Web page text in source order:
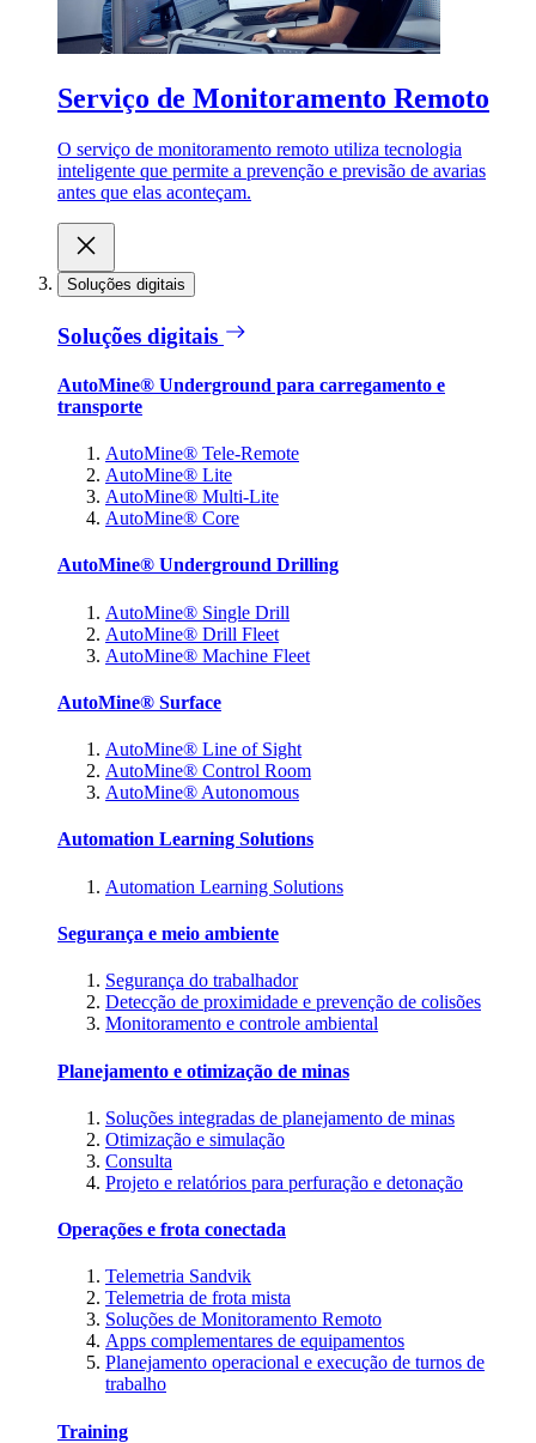
Serviço de Monitoramento Remoto
O serviço de monitoramento remoto utiliza tecnologia
inteligente que permite a prevenção e previsão de avarias
antes que elas aconteçam.
Soluções digitais
Soluções digitais
AutoMine® Underground para carregamento e
transporte
AutoMine® Tele-Remote
AutoMine® Lite
AutoMine® Multi-Lite
AutoMine® Core
AutoMine® Underground Drilling
AutoMine® Single Drill
AutoMine® Drill Fleet
AutoMine® Machine Fleet
AutoMine® Surface
AutoMine® Line of Sight
AutoMine® Control Room
AutoMine® Autonomous
Automation Learning Solutions
Automation Learning Solutions
Segurança e meio ambiente
Segurança do trabalhador
Detecção de proximidade e prevenção de colisões
Monitoramento e controle ambiental
Planejamento e otimização de minas
Soluções integradas de planejamento de minas
Otimização e simulação
Consulta
Projeto e relatórios para perfuração e detonação
Operações e frota conectada
Telemetria Sandvik
Telemetria de frota mista
Soluções de Monitoramento Remoto
Apps complementares de equipamentos
Planejamento operacional e execução de turnos de
trabalho
Training